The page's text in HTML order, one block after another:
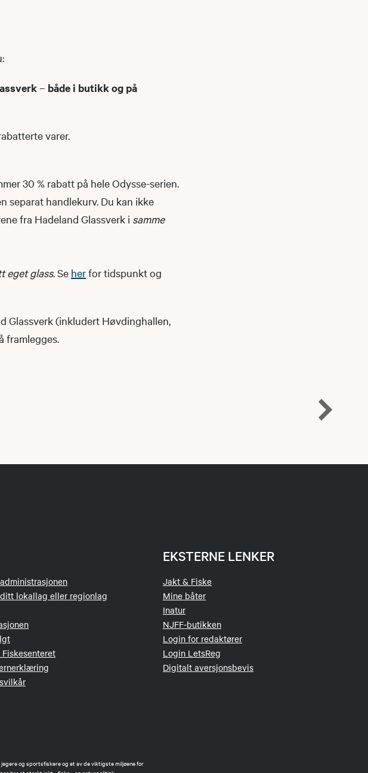
– både i butikk og på
varer.
30 % rabatt på hele Odysse-serien.
separat handlekurv. Du kan ikke
fra Hadeland Glassverk i samme
eget glass. Se herfor tidspunkt og
Glassverk (inkludert Høvdinghallen,
framlegges.
lokallag eller regionlag
EKSTERNE LENKER
Jakt & Fiske
Mine båter
Inatur
NJFF-butikken
Login for redaktører
Login LetsReg
Digitalt aversjonsbevis
og sportsfiskere og et av de viktigste miljøene for